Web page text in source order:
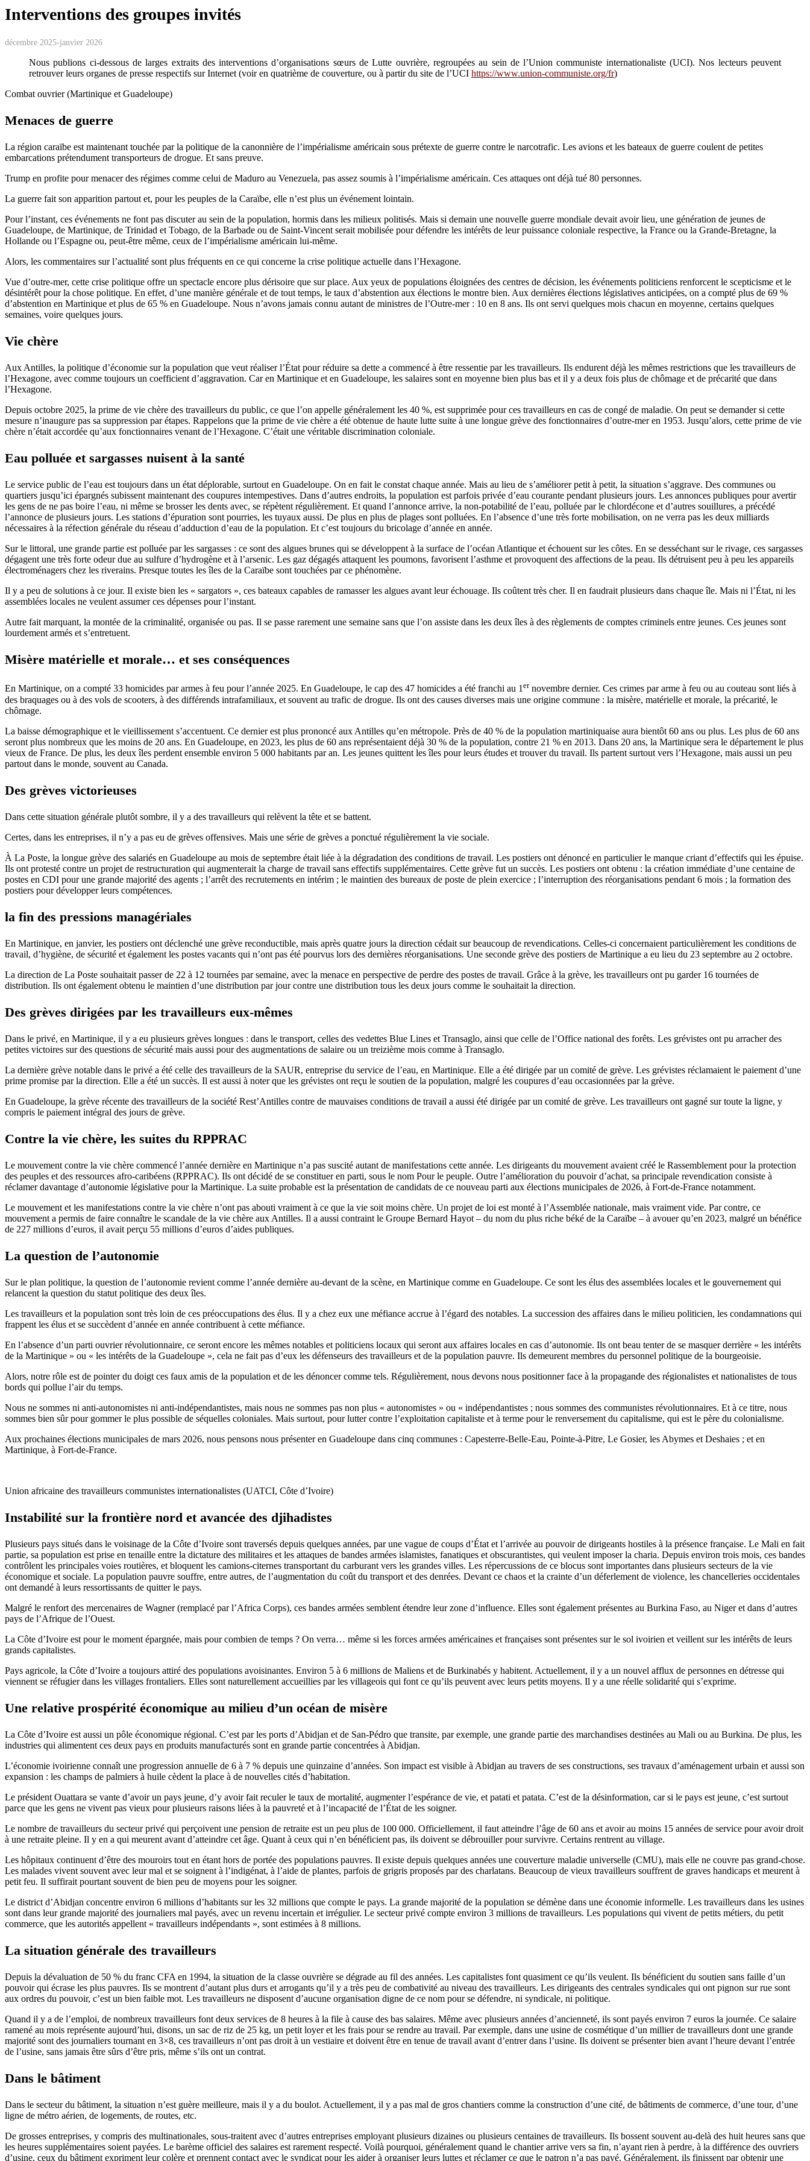
Interventions des groupes invités
décembre 2025-janvier 2026
Nous publions ci-dessous de larges extraits des interventions d’organisations sœurs de Lutte ouvrière, regroupées au sein de l’Union communiste internationaliste (UCI). Nos lecteurs peuvent
retrouver leurs organes de presse respectifs sur Internet (voir en quatrième de couverture, ou à partir du site de l’UCI https://www.union-communiste.org/fr)
Combat ouvrier (Martinique et Guadeloupe)
Menaces de guerre
La région caraïbe est maintenant touchée par la politique de la canonnière de l’impérialisme américain sous prétexte de guerre contre le narcotrafic. Les avions et les bateaux de guerre coulent de petites
embarcations prétendument transporteurs de drogue. Et sans preuve.
Trump en profite pour menacer des régimes comme celui de Maduro au Venezuela, pas assez soumis à l’impérialisme américain. Ces attaques ont déjà tué 80 personnes.
La guerre fait son apparition partout et, pour les peuples de la Caraïbe, elle n’est plus un événement lointain.
Pour l’instant, ces événements ne font pas discuter au sein de la population, hormis dans les milieux politisés. Mais si demain une nouvelle guerre mondiale devait avoir lieu, une génération de jeunes de
Guadeloupe, de Martinique, de Trinidad et Tobago, de la Barbade ou de Saint-Vincent serait mobilisée pour défendre les intérêts de leur puissance coloniale respective, la France ou la Grande-Bretagne, la
Hollande ou l’Espagne ou, peut-être même, ceux de l’impérialisme américain lui-même.
Alors, les commentaires sur l’actualité sont plus fréquents en ce qui concerne la crise politique actuelle dans l’Hexagone.
Vue d’outre-mer, cette crise politique offre un spectacle encore plus dérisoire que sur place. Aux yeux de populations éloignées des centres de décision, les événements politiciens renforcent le scepticisme et le
désintérêt pour la chose politique. En effet, d’une manière générale et de tout temps, le taux d’abstention aux élections le montre bien. Aux dernières élections législatives anticipées, on a compté plus de 69 %
d’abstention en Martinique et plus de 65 % en Guadeloupe. Nous n’avons jamais connu autant de ministres de l’Outre-mer : 10 en 8 ans. Ils ont servi quelques mois chacun en moyenne, certains quelques
semaines, voire quelques jours.
Vie chère
Aux Antilles, la politique d’économie sur la population que veut réaliser l’État pour réduire sa dette a commencé à être ressentie par les travailleurs. Ils endurent déjà les mêmes restrictions que les travailleurs de
l’Hexagone, avec comme toujours un coefficient d’aggravation. Car en Martinique et en Guadeloupe, les salaires sont en moyenne bien plus bas et il y a deux fois plus de chômage et de précarité que dans
l’Hexagone.
Depuis octobre 2025, la prime de vie chère des travailleurs du public, ce que l’on appelle généralement les 40 %, est supprimée pour ces travailleurs en cas de congé de maladie. On peut se demander si cette
mesure n’inaugure pas sa suppression par étapes. Rappelons que la prime de vie chère a été obtenue de haute lutte suite à une longue grève des fonctionnaires d’outre-mer en 1953. Jusqu’alors, cette prime de vie
chère n’était accordée qu’aux fonctionnaires venant de l’Hexagone. C’était une véritable discrimination coloniale.
Eau polluée et sargasses nuisent à la santé
Le service public de l’eau est toujours dans un état déplorable, surtout en Guadeloupe. On en fait le constat chaque année. Mais au lieu de s’améliorer petit à petit, la situation s’aggrave. Des communes ou
quartiers jusqu’ici épargnés subissent maintenant des coupures intempestives. Dans d’autres endroits, la population est parfois privée d’eau courante pendant plusieurs jours. Les annonces publiques pour avertir
les gens de ne pas boire l’eau, ni même se brosser les dents avec, se répètent régulièrement. Et quand l’annonce arrive, la non-potabilité de l’eau, polluée par le chlordécone et d’autres souillures, a précédé
l’annonce de plusieurs jours. Les stations d’épuration sont pourries, les tuyaux aussi. De plus en plus de plages sont polluées. En l’absence d’une très forte mobilisation, on ne verra pas les deux milliards
nécessaires à la réfection générale du réseau d’adduction d’eau de la population. Et c’est toujours du bricolage d’année en année.
Sur le littoral, une grande partie est polluée par les sargasses : ce sont des algues brunes qui se développent à la surface de l’océan Atlantique et échouent sur les côtes. En se desséchant sur le rivage, ces sargasses
dégagent une très forte odeur due au sulfure d’hydrogène et à l’arsenic. Les gaz dégagés attaquent les poumons, favorisent l’asthme et provoquent des affections de la peau. Ils détruisent peu à peu les appareils
électroménagers chez les riverains. Presque toutes les îles de la Caraïbe sont touchées par ce phénomène.
Il y a peu de solutions à ce jour. Il existe bien les « sargators », ces bateaux capables de ramasser les algues avant leur échouage. Ils coûtent très cher. Il en faudrait plusieurs dans chaque île. Mais ni l’État, ni les
assemblées locales ne veulent assumer ces dépenses pour l’instant.
Autre fait marquant, la montée de la criminalité, organisée ou pas. Il se passe rarement une semaine sans que l’on assiste dans les deux îles à des règlements de comptes criminels entre jeunes. Ces jeunes sont
lourdement armés et s’entretuent.
Misère matérielle et morale… et ses conséquences
En Martinique, on a compté 33 homicides par armes à feu pour l’année 2025. En Guadeloupe, le cap des 47 homicides a été franchi au 1ernovembre dernier. Ces crimes par arme à feu ou au couteau sont liés à
des braquages ou à des vols de scooters, à des différends intrafamiliaux, et souvent au trafic de drogue. Ils ont des causes diverses mais une origine commune : la misère, matérielle et morale, la précarité, le
chômage.
La baisse démographique et le vieillissement s’accentuent. Ce dernier est plus prononcé aux Antilles qu’en métropole. Près de 40 % de la population martiniquaise aura bientôt 60 ans ou plus. Les plus de 60 ans
seront plus nombreux que les moins de 20 ans. En Guadeloupe, en 2023, les plus de 60 ans représentaient déjà 30 % de la population, contre 21 % en 2013. Dans 20 ans, la Martinique sera le département le plus
vieux de France. De plus, les deux îles perdent ensemble environ 5 000 habitants par an. Les jeunes quittent les îles pour leurs études et trouver du travail. Ils partent surtout vers l’Hexagone, mais aussi un peu
partout dans le monde, souvent au Canada.
Des grèves victorieuses
Dans cette situation générale plutôt sombre, il y a des travailleurs qui relèvent la tête et se battent.
Certes, dans les entreprises, il n’y a pas eu de grèves offensives. Mais une série de grèves a ponctué régulièrement la vie sociale.
À La Poste, la longue grève des salariés en Guadeloupe au mois de septembre était liée à la dégradation des conditions de travail. Les postiers ont dénoncé en particulier le manque criant d’effectifs qui les épuise.
Ils ont protesté contre un projet de restructuration qui augmenterait la charge de travail sans effectifs supplémentaires. Cette grève fut un succès. Les postiers ont obtenu : la création immédiate d’une centaine de
postes en CDI pour une grande majorité des agents ; l’arrêt des recrutements en intérim ; le maintien des bureaux de poste de plein exercice ; l’interruption des réorganisations pendant 6 mois ; la formation des
postiers pour développer leurs compétences.
la fin des pressions managériales
En Martinique, en janvier, les postiers ont déclenché une grève reconductible, mais après quatre jours la direction cédait sur beaucoup de revendications. Celles-ci concernaient particulièrement les conditions de
travail, d’hygiène, de sécurité et également les postes vacants qui n’ont pas été pourvus lors des dernières réorganisations. Une seconde grève des postiers de Martinique a eu lieu du 23 septembre au 2 octobre.
La direction de La Poste souhaitait passer de 22 à 12 tournées par semaine, avec la menace en perspective de perdre des postes de travail. Grâce à la grève, les travailleurs ont pu garder 16 tournées de
distribution. Ils ont également obtenu le maintien d’une distribution par jour contre une distribution tous les deux jours comme le souhaitait la direction.
Des grèves dirigées par les travailleurs eux-mêmes
Dans le privé, en Martinique, il y a eu plusieurs grèves longues : dans le transport, celles des vedettes Blue Lines et Transaglo, ainsi que celle de l’Office national des forêts. Les grévistes ont pu arracher des
petites victoires sur des questions de sécurité mais aussi pour des augmentations de salaire ou un treizième mois comme à Transaglo.
La dernière grève notable dans le privé a été celle des travailleurs de la SAUR, entreprise du service de l’eau, en Martinique. Elle a été dirigée par un comité de grève. Les grévistes réclamaient le paiement d’une
prime promise par la direction. Elle a été un succès. Il est aussi à noter que les grévistes ont reçu le soutien de la population, malgré les coupures d’eau occasionnées par la grève.
En Guadeloupe, la grève récente des travailleurs de la société Rest’Antilles contre de mauvaises conditions de travail a aussi été dirigée par un comité de grève. Les travailleurs ont gagné sur toute la ligne, y
compris le paiement intégral des jours de grève.
Contre la vie chère, les suites du RPPRAC
Le mouvement contre la vie chère commencé l’année dernière en Martinique n’a pas suscité autant de manifestations cette année. Les dirigeants du mouvement avaient créé le Rassemblement pour la protection
des peuples et des ressources afro-caribéens (RPPRAC). Ils ont décidé de se constituer en parti, sous le nom Pour le peuple. Outre l’amélioration du pouvoir d’achat, sa principale revendication consiste à
réclamer davantage d’autonomie législative pour la Martinique. La suite probable est la présentation de candidats de ce nouveau parti aux élections municipales de 2026, à Fort-de-France notamment.
Le mouvement et les manifestations contre la vie chère n’ont pas abouti vraiment à ce que la vie soit moins chère. Un projet de loi est monté à l’Assemblée nationale, mais vraiment vide. Par contre, ce
mouvement a permis de faire connaître le scandale de la vie chère aux Antilles. Il a aussi contraint le Groupe Bernard Hayot – du nom du plus riche béké de la Caraïbe – à avouer qu’en 2023, malgré un bénéfice
de 227 millions d’euros, il avait perçu 55 millions d’euros d’aides publiques.
La question de l’autonomie
Sur le plan politique, la question de l’autonomie revient comme l’année dernière au-devant de la scène, en Martinique comme en Guadeloupe. Ce sont les élus des assemblées locales et le gouvernement qui
relancent la question du statut politique des deux îles.
Les travailleurs et la population sont très loin de ces préoccupations des élus. Il y a chez eux une méfiance accrue à l’égard des notables. La succession des affaires dans le milieu politicien, les condamnations qui
frappent les élus et se succèdent d’année en année contribuent à cette méfiance.
En l’absence d’un parti ouvrier révolutionnaire, ce seront encore les mêmes notables et politiciens locaux qui seront aux affaires locales en cas d’autonomie. Ils ont beau tenter de se masquer derrière « les intérêts
de la Martinique » ou « les intérêts de la Guadeloupe », cela ne fait pas d’eux les défenseurs des travailleurs et de la population pauvre. Ils demeurent membres du personnel politique de la bourgeoisie.
Alors, notre rôle est de pointer du doigt ces faux amis de la population et de les dénoncer comme tels. Régulièrement, nous devons nous positionner face à la propagande des régionalistes et nationalistes de tous
bords qui pollue l’air du temps.
Nous ne sommes ni anti-autonomistes ni anti-indépendantistes, mais nous ne sommes pas non plus « autonomistes » ou « indépendantistes ; nous sommes des communistes révolutionnaires. Et à ce titre, nous
sommes bien sûr pour gommer le plus possible de séquelles coloniales. Mais surtout, pour lutter contre l’exploitation capitaliste et à terme pour le renversement du capitalisme, qui est le père du colonialisme.
Aux prochaines élections municipales de mars 2026, nous pensons nous présenter en Guadeloupe dans cinq communes : Capesterre-Belle-Eau, Pointe-à-Pitre, Le Gosier, les Abymes et Deshaies ; et en
Martinique, à Fort-de-France.
Union africaine des travailleurs communistes internationalistes (UATCI, Côte d’Ivoire)
Instabilité sur la frontière nord et avancée des djihadistes
Plusieurs pays situés dans le voisinage de la Côte d’Ivoire sont traversés depuis quelques années, par une vague de coups d’État et l’arrivée au pouvoir de dirigeants hostiles à la présence française. Le Mali en fait
partie, sa population est prise en tenaille entre la dictature des militaires et les attaques de bandes armées islamistes, fanatiques et obscurantistes, qui veulent imposer la charia. Depuis environ trois mois, ces bandes
contrôlent les principales voies routières, et bloquent les camions-citernes transportant du carburant vers les grandes villes. Les répercussions de ce blocus sont importantes dans plusieurs secteurs de la vie
économique et sociale. La population pauvre souffre, entre autres, de l’augmentation du coût du transport et des denrées. Devant ce chaos et la crainte d’un déferlement de violence, les chancelleries occidentales
ont demandé à leurs ressortissants de quitter le pays.
Malgré le renfort des mercenaires de Wagner (remplacé par l’Africa Corps), ces bandes armées semblent étendre leur zone d’influence. Elles sont également présentes au Burkina Faso, au Niger et dans d’autres
pays de l’Afrique de l’Ouest.
La Côte d’Ivoire est pour le moment épargnée, mais pour combien de temps ? On verra… même si les forces armées américaines et françaises sont présentes sur le sol ivoirien et veillent sur les intérêts de leurs
grands capitalistes.
Pays agricole, la Côte d’Ivoire a toujours attiré des populations avoisinantes. Environ 5 à 6 millions de Maliens et de Burkinabés y habitent. Actuellement, il y a un nouvel afflux de personnes en détresse qui
viennent se réfugier dans les villages frontaliers. Elles sont naturellement accueillies par les villageois qui font ce qu’ils peuvent avec leurs petits moyens. Il y a une réelle solidarité qui s’exprime.
Une relative prospérité économique au milieu d’un océan de misère
La Côte d’Ivoire est aussi un pôle économique régional. C’est par les ports d’Abidjan et de San-Pédro que transite, par exemple, une grande partie des marchandises destinées au Mali ou au Burkina. De plus, les
industries qui alimentent ces deux pays en produits manufacturés sont en grande partie concentrées à Abidjan.
L’économie ivoirienne connaît une progression annuelle de 6 à 7 % depuis une quinzaine d’années. Son impact est visible à Abidjan au travers de ses constructions, ses travaux d’aménagement urbain et aussi son
expansion : les champs de palmiers à huile cèdent la place à de nouvelles cités d’habitation.
Le président Ouattara se vante d’avoir un pays jeune, d’y avoir fait reculer le taux de mortalité, augmenter l’espérance de vie, et patati et patata. C’est de la désinformation, car si le pays est jeune, c’est surtout
parce que les gens ne vivent pas vieux pour plusieurs raisons liées à la pauvreté et à l’incapacité de l’État de les soigner.
Le nombre de travailleurs du secteur privé qui perçoivent une pension de retraite est un peu plus de 100 000. Officiellement, il faut atteindre l’âge de 60 ans et avoir au moins 15 années de service pour avoir droit
à une retraite pleine. Il y en a qui meurent avant d’atteindre cet âge. Quant à ceux qui n’en bénéficient pas, ils doivent se débrouiller pour survivre. Certains rentrent au village.
Les hôpitaux continuent d’être des mouroirs tout en étant hors de portée des populations pauvres. Il existe depuis quelques années une couverture maladie universelle (CMU), mais elle ne couvre pas grand-chose.
Les malades vivent souvent avec leur mal et se soignent à l’indigénat, à l’aide de plantes, parfois de grigris proposés par des charlatans. Beaucoup de vieux travailleurs souffrent de graves handicaps et meurent à
petit feu. Il suffirait pourtant souvent de bien peu de moyens pour les soigner.
Le district d’Abidjan concentre environ 6 millions d’habitants sur les 32 millions que compte le pays. La grande majorité de la population se démène dans une économie informelle. Les travailleurs dans les usines
sont dans leur grande majorité des journaliers mal payés, avec un revenu incertain et irrégulier. Le secteur privé compte environ 3 millions de travailleurs. Les populations qui vivent de petits métiers, du petit
commerce, que les autorités appellent « travailleurs indépendants », sont estimées à 8 millions.
La situation générale des travailleurs
Depuis la dévaluation de 50 % du franc CFA en 1994, la situation de la classe ouvrière se dégrade au fil des années. Les capitalistes font quasiment ce qu’ils veulent. Ils bénéficient du soutien sans faille d’un
pouvoir qui écrase les plus pauvres. Ils se montrent d’autant plus durs et arrogants qu’il y a très peu de combativité au niveau des travailleurs. Les dirigeants des centrales syndicales qui ont pignon sur rue sont
aux ordres du pouvoir, c’est un bien faible mot. Les travailleurs ne disposent d’aucune organisation digne de ce nom pour se défendre, ni syndicale, ni politique.
Quand il y a de l’emploi, de nombreux travailleurs font deux services de 8 heures à la file à cause des bas salaires. Même avec plusieurs années d’ancienneté, ils sont payés environ 7 euros la journée. Ce salaire
ramené au mois représente aujourd’hui, disons, un sac de riz de 25 kg, un petit loyer et les frais pour se rendre au travail. Par exemple, dans une usine de cosmétique d’un millier de travailleurs dont une grande
majorité sont des journaliers tournant en 3×8, ces travailleurs n’ont pas droit à un vestiaire et doivent être en tenue de travail avant d’entrer dans l’usine. Ils doivent se présenter bien avant l’heure devant l’entrée
de l’usine, sans jamais être sûrs d’être pris, même s’ils ont un contrat.
Dans le bâtiment
Dans le secteur du bâtiment, la situation n’est guère meilleure, mais il y a du boulot. Actuellement, il y a pas mal de gros chantiers comme la construction d’une cité, de bâtiments de commerce, d’une tour, d’une
ligne de métro aérien, de logements, de routes, etc.
De grosses entreprises, y compris des multinationales, sous-traitent avec d’autres entreprises employant plusieurs dizaines ou plusieurs centaines de travailleurs. Ils bossent souvent au-delà des huit heures sans que
les heures supplémentaires soient payées. Le barème officiel des salaires est rarement respecté. Voilà pourquoi, généralement quand le chantier arrive vers sa fin, n’ayant rien à perdre, à la différence des ouvriers
d’usine, ceux du bâtiment expriment leur colère et prennent contact avec le syndicat pour les aider à organiser leurs luttes et réclamer ce que le patron n’a pas payé. Généralement, ils finissent par obtenir une